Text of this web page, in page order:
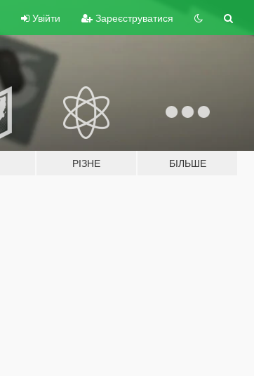
Увійти Зареєструватися
РІЗНЕ БІЛЬШЕ